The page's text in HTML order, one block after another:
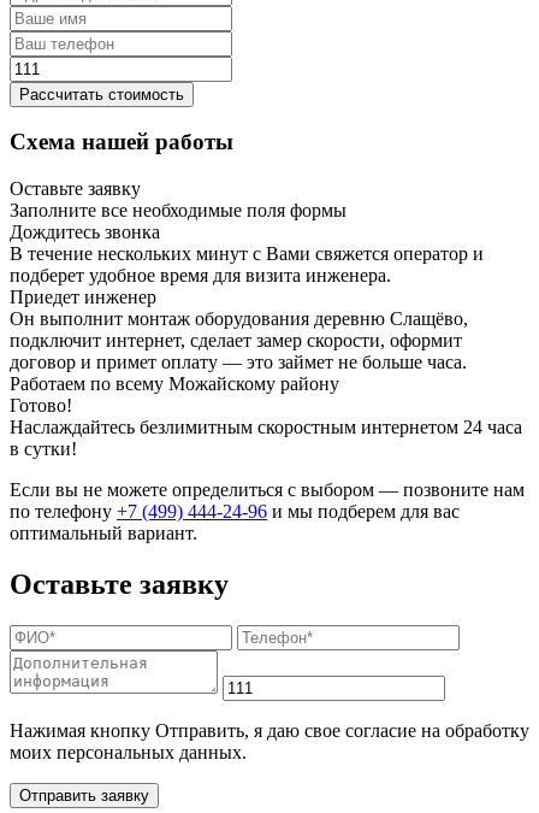
Рассчитать стоимость
Схема нашей работы
Оставьте заявку
Заполните все необходимые поля формы
Дождитесь звонка
В течение нескольких минут с Вами свяжется оператор и
подберет удобное время для визита инженера.
Приедет инженер
Он выполнит монтаж оборудования деревню Слащёво,
подключит интернет, сделает замер скорости, оформит
договор и примет оплату — это займет не больше часа.
Работаем по всему Можайскому району
Готово!
Наслаждайтесь безлимитным скоростным интернетом 24 часа
в сутки!
Если вы не можете определиться с выбором — позвоните нам
по телефону +7 (499) 444-24-96 и мы подберем для вас
оптимальный вариант.
Оставьте заявку
Нажимая кнопку Отправить, я даю свое согласие на обработку
моих персональных данных.
Отправить заявку